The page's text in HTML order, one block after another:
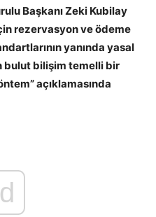
Başkanı Zeki Kubilay
rezervasyon ve ödeme
yanında yasal
bulut bilişim temelli bir
açıklamasında